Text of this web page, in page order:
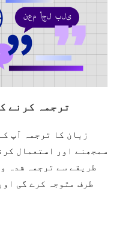
ترجمہ کرنے
زبان کا ترجمہ آپ
سمجھنے اور استعمال
طریقے سے ترجمہ شدہ
طرف متوجہ کرے گی